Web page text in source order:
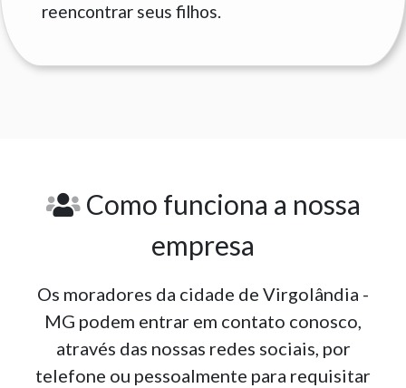
reencontrar seus filhos.
Como funciona a nossa
empresa
Os moradores da cidade de Virgolândia -
MG podem entrar em contato conosco,
através das nossas redes sociais, por
telefone ou pessoalmente para requisitar